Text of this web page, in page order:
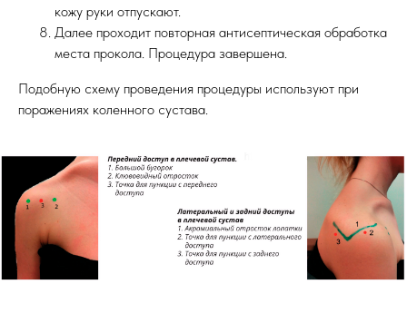
кожу руки отпускают.
Далее проходит повторная антисептическая обработка
места прокола. Процедура завершена.
Подобную схему проведения процедуры используют при
поражениях коленного сустава.